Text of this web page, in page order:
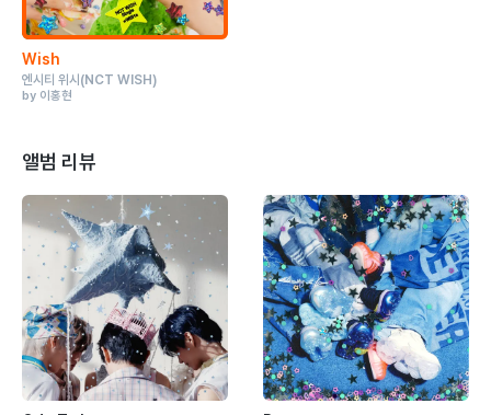
Wish
엔시티 위시 (NCT WISH)
by 이홍현
앨범 리뷰